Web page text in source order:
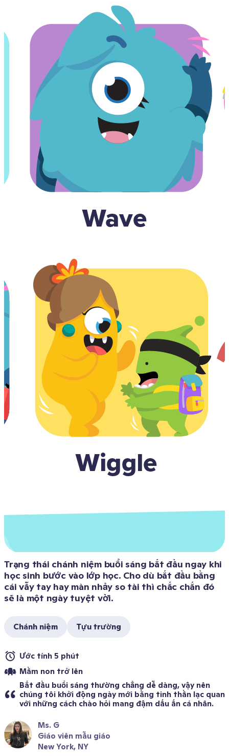
Trạng thái chánh niệm buổi sáng bắt đầu ngay khi
học sinh bước vào lớp học. Cho dù bắt đầu bằng
cái vẫy tay hay màn nhảy so tài thì chắc chắn đó
sẽ là một ngày tuyệt vời.
Chánh niệm Tựu trường
Ước tính 5 phút
Mầm non trở lên
Bắt đầu buổi sáng thường chẳng dễ dàng, vậy nên
chúng tôi khởi động ngày mới bằng tinh thần lạc quan
với những cách chào hỏi mang đậm dấu ấn cá nhân.
Ms. G
Giáo viên mẫu giáo
New York, NY